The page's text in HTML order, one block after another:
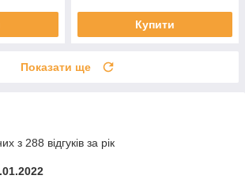
Купити
Показати ще
з 288 відгуків за рік